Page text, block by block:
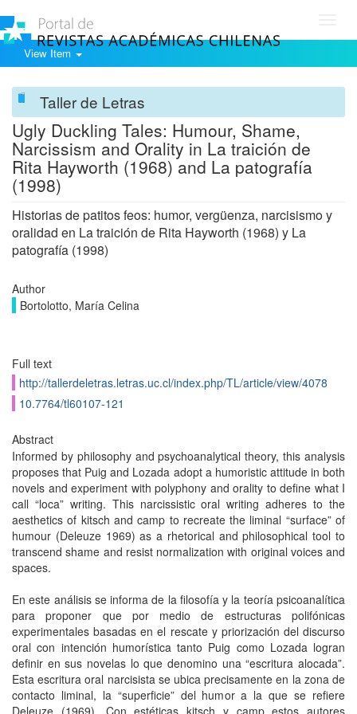
View Item
Taller de Letras
Ugly Duckling Tales: Humour, Shame,
Narcissism and Orality in La traición de
Rita Hayworth (1968) and La patografía
(1998)
Historias de patitos feos: humor, vergüenza, narcisismo y
oralidad en La traición de Rita Hayworth (1968) y La
patografía (1998)
Author
Bortolotto, María Celina
Full text
http://tallerdeletras.letras.uc.cl/index.php/TL/article/view/4078
10.7764/tl60107-121
Abstract
Informed by philosophy and psychoanalytical theory, this analysis
proposes that Puig and Lozada adopt a humoristic attitude in both
novels and experiment with polyphony and orality to define what I
call “loca” writing. This narcissistic oral writing adheres to the
aesthetics of kitsch and camp to recreate the liminal “surface” of
humour (Deleuze 1969) as a rhetorical and philosophical tool to
transcend shame and resist normalization with original voices and
spaces.
En este análisis se informa de la filosofía y la teoría psicoanalítica
para proponer que por medio de estructuras polifónicas
experimentales basadas en el rescate y priorización del discurso
oral con intención humorística tanto Puig como Lozada logran
definir en sus novelas lo que denomino una “escritura alocada”.
Esta escritura oral narcisista se ubica precisamente en la zona de
contacto liminal, la “superficie” del humor a la que se refiere
Deleuze (1969). Con estéticas kitsch y camp estos autores